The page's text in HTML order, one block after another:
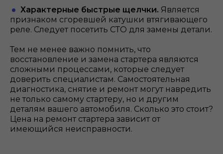
Характерные быстрые щелчки. Является
признаком сгоревшей катушки втягивающего
реле. Следует посетить СТО для замены детали.
Тем не менее важно помнить, что
восстановление и замена стартера являются
сложными процессами, которые следует
доверить специалистам. Самостоятельная
диагностика, снятие и ремонт могут навредить
не только самому стартеру, но и другим
деталям вашего автомобиля. Сколько это стоит?
Цена на ремонт стартера зависит от
имеющийся неисправности.